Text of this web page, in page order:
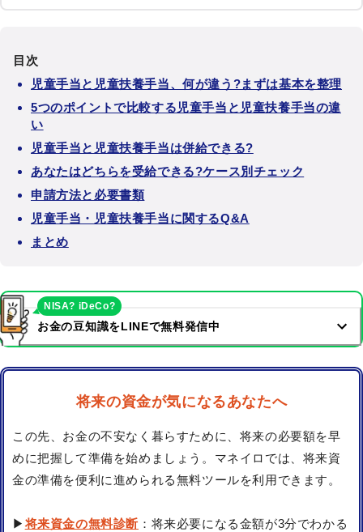
目次
児童手当と児童扶養手当、何が違う?まずは基本を整理
5つのポイントで比較する児童手当と児童扶養手当の違
い
児童手当と児童扶養手当は併給できる?
あなたはどちらを受給できる?ケース別チェック
申請方法と必要書類
児童手当・児童扶養手当に関するQ&A
まとめ
お金の豆知識をLINEで無料発信中
NISA? iDeCo?
将来の資金が気になるあなたへ
この先、お金の不安なく暮らすために、将来の必要額を早
めに把握して準備を始めましょう。マネイロでは、将来資
金の準備を便利に進められる無料ツールを利用できます。
▶将来資金の無料診断 ：将来必要になる金額が3分でわかる